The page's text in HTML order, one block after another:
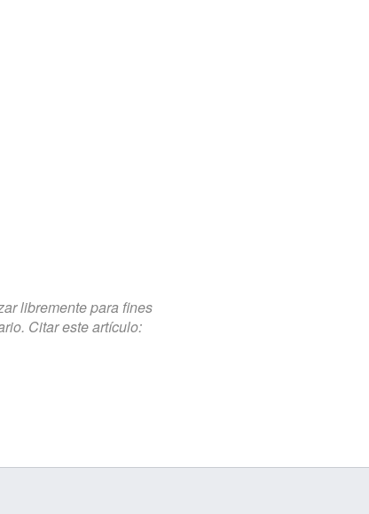
libremente para fines
Citar este artículo: